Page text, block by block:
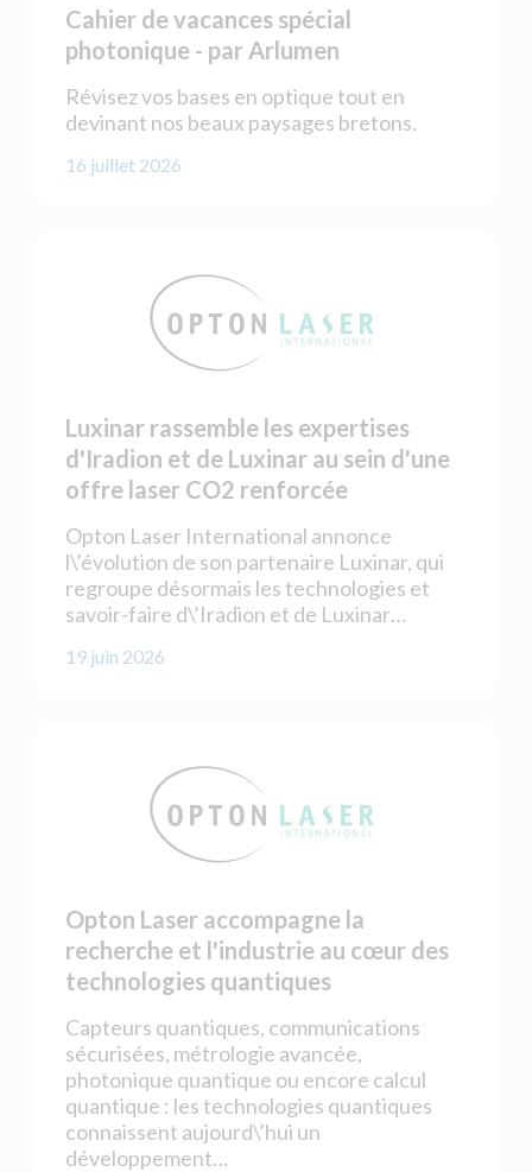
Cahier de vacances spécial
photonique - par Arlumen
Révisez vos bases en optique tout en
devinant nos beaux paysages bretons.
16 juillet 2026
Luxinar rassemble les expertises
d'Iradion et de Luxinar au sein d'une
offre laser CO2 renforcée
Opton Laser International annonce
l\’évolution de son partenaire Luxinar, qui
regroupe désormais les technologies et
savoir-faire d\’Iradion et de Luxinar…
19 juin 2026
Opton Laser accompagne la
recherche et l'industrie au cœur des
technologies quantiques
Capteurs quantiques, communications
sécurisées, métrologie avancée,
photonique quantique ou encore calcul
quantique : les technologies quantiques
connaissent aujourd\’hui un
développement…